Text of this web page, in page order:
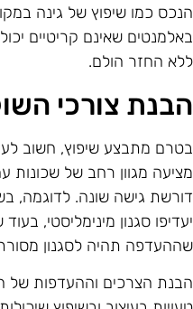
כמו שיפוץ של גינה
שאינם קריטיים
החזר הולם.
צורכי
מתבצע שיפוץ, חשוב
מגוון רחב של שכונות
גישה שונה. לדוגמה,
סגנון מינימליסטי,
תהיה לסגנון
הצרכים וההעדפות של